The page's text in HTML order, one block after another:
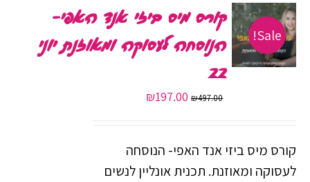
Sale!
קורס מיס ביזי אנד האפי-
הנוסחה לעסוקה ומאוזנת יוני
22
₪497.00
המחיר
₪497.00.
₪197.00 המחיר
₪197.00.קורס מיס ביזי אנד האפי- הנוסחה
לעסוקה ומאוזנת. תכנית אונליין לנשים